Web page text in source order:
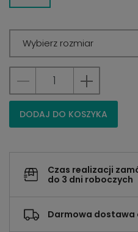
Wybierz rozmiar
DODAJ DO KOSZYKA
Czas realizacji
do 3 dni roboczych
Darmowa dostawa